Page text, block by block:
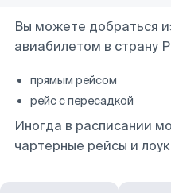
Вы можете добраться
авиабилетом в страну
прямым рейсом
рейс с пересадкой
Иногда в расписании
чартерные рейсы и